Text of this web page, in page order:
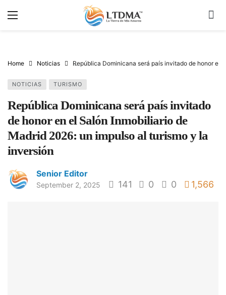
Home Noticias República Dominicana será país invitado de honor
NOTICIAS TURISMO
República Dominicana será país invitado
de honor en el Salón Inmobiliario de
Madrid 2026: un impulso al turismo y la
inversión
Senior Editor
September 2, 2025 141 0 0 1,566